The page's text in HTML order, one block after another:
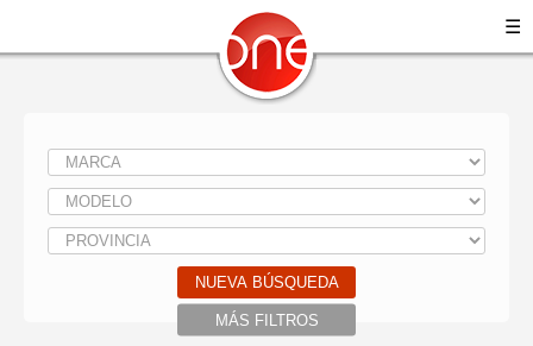
☰
NUEVA BÚSQUEDA
MÁS FILTROS